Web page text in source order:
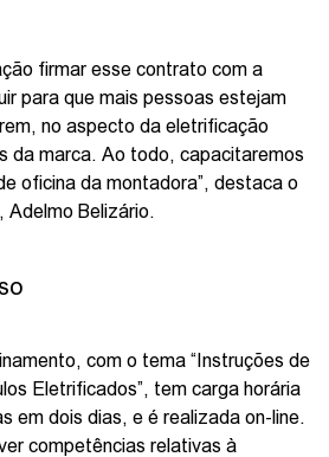
firmar esse contrato com a
para que mais pessoas estejam
no aspecto da eletrificação
da marca. Ao todo, capacitaremos
oficina da montadora”, destaca o
Adelmo Belizário.
com o tema “Instruções de
Eletrificados”, tem carga horária
em dois dias, e é realizada on-line.
competências relativas à